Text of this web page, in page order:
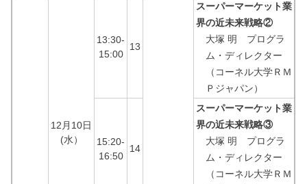
12月10日
(水）
13:30-
15:00
13
スーパーマーケット業
界の近未来戦略②
大塚 明 プログラ
ム・ディレクター
（コーネル大学ＲＭ
Ｐジャパン）
15:20-
16:50
14
スーパーマーケット業
界の近未来戦略③
大塚 明 プログラ
ム・ディレクター
（コーネル大学ＲＭ